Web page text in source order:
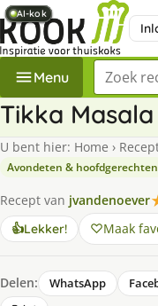
Menu Zoek een
Tikka
U bent hier: Home ›
Avondeten & hoofdgerechten
Recept van jvandenoever
👍Lekker! Maak
Delen: WhatsApp
AI-kok
AI-kok
AI-kok
AI-kok
AI-kok
AI-kok
AI-kok
AI-kok